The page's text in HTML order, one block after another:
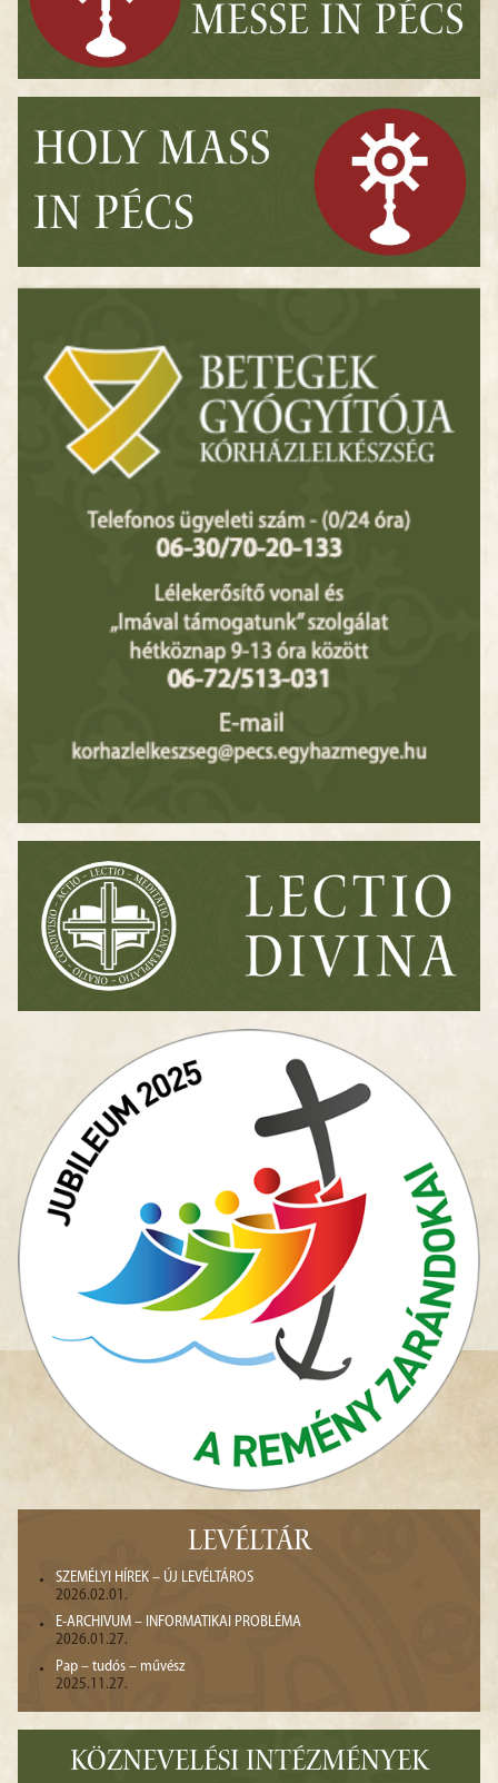
LEVÉLTÁR
SZEMÉLYI HÍREK – ÚJ LEVÉLTÁROS
2026.02.01.
E-ARCHIVUM – INFORMATIKAI PROBLÉMA
2026.01.27.
Pap – tudós – művész
2025.11.27.
KÖZNEVELÉSI INTÉZMÉNYEK